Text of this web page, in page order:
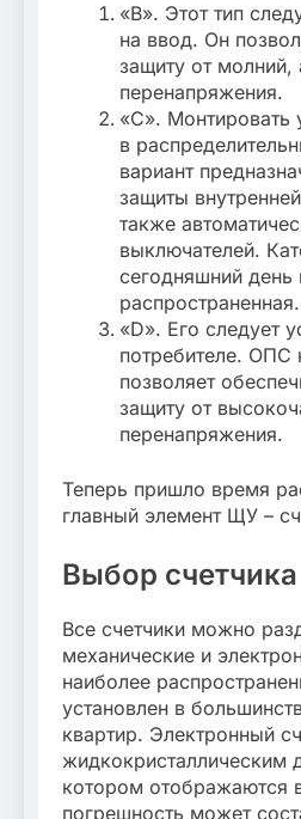
«B». Этот тип
на ввод. Он
защиту от молний,
перенапряжения.
«C». Монтировать
в
вариант
защиты
также
выключателей.
сегодняшний день
распространенная.
«D». Его следует
потребителе. ОПС
позволяет
защиту от
перенапряжения.
Теперь пришло время
главный элемент ЩУ –
Выбор счетчика
Все счетчики можно
механические и
наиболее
установлен в
квартир. Электронный
жидкокристаллическим
котором отображаются
погрешность может